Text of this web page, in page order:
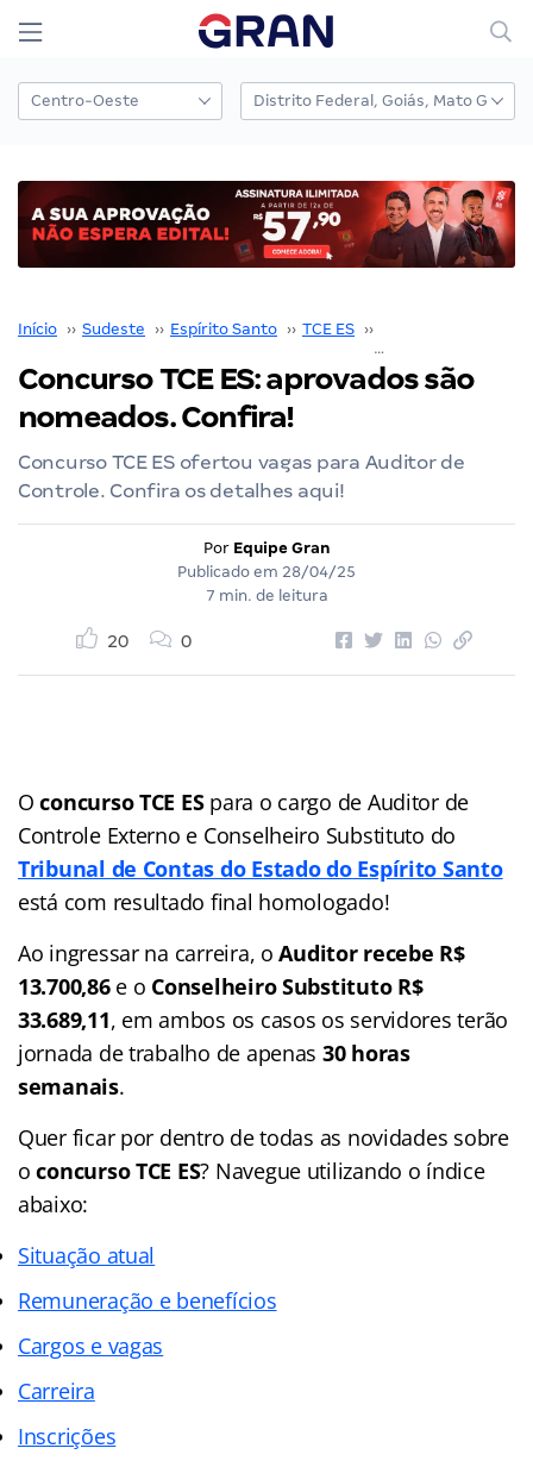
Início ›› Sudeste ›› Espírito Santo ›› TCE ES ››
Concurso TCE ES: aprovados são
nomeados. Confira!
Concurso TCE ES ofertou vagas para Auditor de
Controle. Confira os detalhes aqui!
Por Equipe Gran
Publicado em 28/04/25
7 min. de leitura
20 0
Oconcurso TCE ES para o cargo de Auditor de
Controle Externo e Conselheiro Substituto do
Tribunal de Contas do Estado do Espírito Santo
está com resultado final homologado!
Ao ingressar na carreira, oAuditor recebe R$
13.700,86e o Conselheiro Substituto R$
33.689,11, em ambos os casos os servidores terão
jornada de trabalho de apenas 30 horas
semanais.
Quer ficar por dentro de todas as novidades sobre
oconcurso TCE ES? Navegue utilizando o índice
abaixo:
Situação atual
Remuneração e benefícios
Cargos e vagas
Carreira
Inscrições